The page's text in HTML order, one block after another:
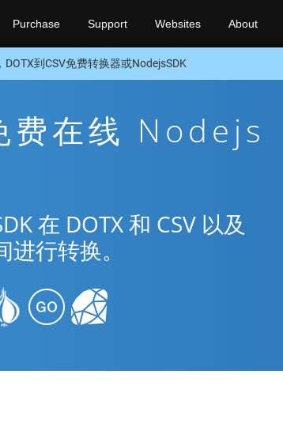
Purchase Support Websites About
DOTX到CSV免费转换器或NodejsSDK
费在线 Nodejs
在 DOTX 和 CSV 以及
行转换。